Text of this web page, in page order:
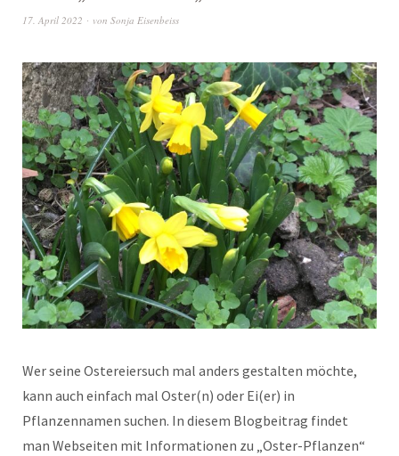
17. April 2022 von Sonja Eisenbeiss
Wer seine Ostereiersuch mal anders gestalten möchte,
kann auch einfach mal Oster(n) oder Ei(er) in
Pflanzennamen suchen. In diesem Blogbeitrag findet
man Webseiten mit Informationen zu „Oster-Pflanzen“